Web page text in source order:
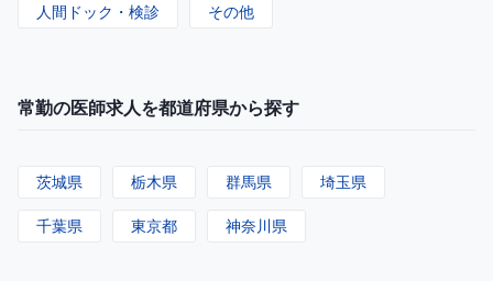
人間ドック・検診 その他
常勤の医師求人を都道府県から探す
茨城県 栃木県 群馬県 埼玉県
千葉県 東京都 神奈川県